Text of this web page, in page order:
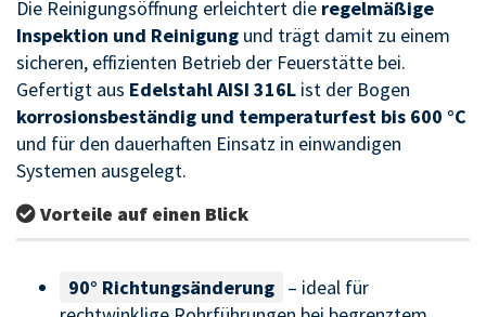
Die Reinigungsöffnung erleichtert die regelmäßige
Inspektion und Reinigung und trägt damit zu einem
sicheren, effizienten Betrieb der Feuerstätte bei.
Gefertigt aus Edelstahl AISI 316L ist der Bogen
korrosionsbeständig und temperaturfest bis 600 °C
und für den dauerhaften Einsatz in einwandigen
Systemen ausgelegt.
Vorteile auf einen Blick
90° Richtungsänderung – ideal für